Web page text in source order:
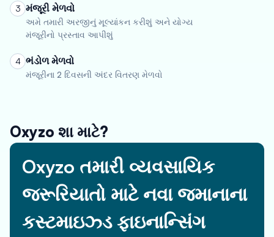
3 મંજૂરી મેળવો
અમે તમારી અરજીનું મૂલ્યાંકન કરીશું અને યોગ્ય
મંજૂરીનો પ્રસ્તાવ આપીશું
4 ભંડોળ મેળવો
મંજૂરીના 2 દિવસની અંદર વિતરણ મેળવો
Oxyzo શા માટે?
Oxyzo તમારી વ્યવસાયિક
જરૂરિયાતો માટે નવા જમાનાના
કસ્ટમાઇઝ્ડ ફાઇનાન્સિંગ